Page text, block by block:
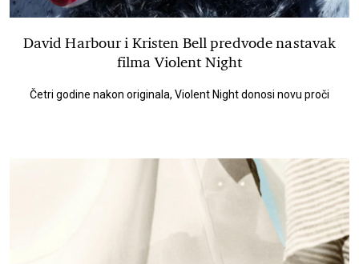
David Harbour i Kristen Bell predvode nastavak
filma Violent Night
Četri godine nakon originala, Violent Night donosi novu proči